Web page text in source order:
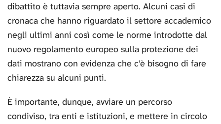
dibattito è tuttavia sempre aperto. Alcuni casi di
cronaca che hanno riguardato il settore accademico
negli ultimi anni così come le norme introdotte dal
nuovo regolamento europeo sulla protezione dei
dati mostrano con evidenza che c’è bisogno di fare
chiarezza su alcuni punti.
È importante, dunque, avviare un percorso
condiviso, tra enti e istituzioni, e mettere in circolo